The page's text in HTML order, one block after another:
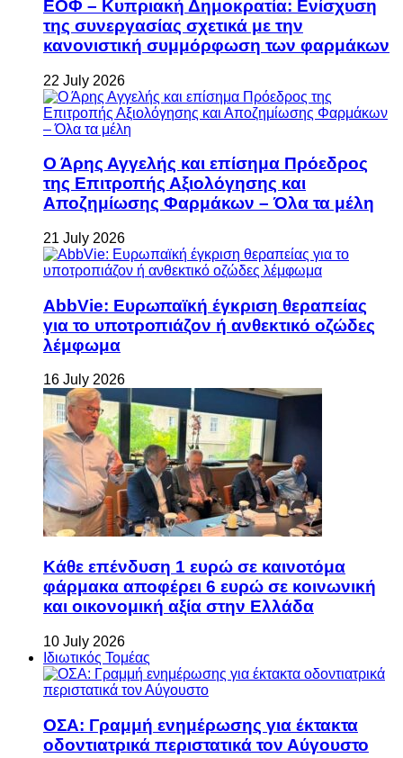
ΕΟΦ – Κυπριακή Δημοκρατία: Ενίσχυση
της συνεργασίας σχετικά με την
κανονιστική συμμόρφωση των φαρμάκων
22 July 2026
Ο Άρης Αγγελής και επίσημα Πρόεδρος
της Επιτροπής Αξιολόγησης και
Αποζημίωσης Φαρμάκων – Όλα τα μέλη
21 July 2026
AbbVie: Ευρωπαϊκή έγκριση θεραπείας
για το υποτροπιάζον ή ανθεκτικό οζώδες
λέμφωμα
16 July 2026
Κάθε επένδυση 1 ευρώ σε καινοτόμα
φάρμακα αποφέρει 6 ευρώ σε κοινωνική
και οικονομική αξία στην Ελλάδα
10 July 2026
Ιδιωτικός Τομέας
ΟΣΑ: Γραμμή ενημέρωσης για έκτακτα
οδοντιατρικά περιστατικά τον Αύγουστο